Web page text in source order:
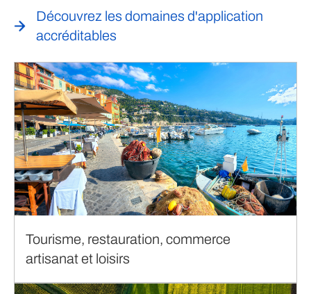
Découvrez les domaines d'application
accréditables
Tourisme, restauration, commerce
artisanat et loisirs